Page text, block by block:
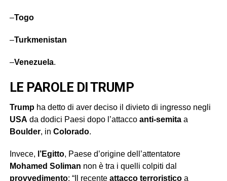
–Togo
–Turkmenistan
–Venezuela.
LE PAROLE DI TRUMP
Trumpha detto di aver deciso il divieto di ingresso negli
USA da dodici Paesi dopo l’attacco anti-semitaa
Boulder, in Colorado.
Invece, l’Egitto, Paese d’origine dell’attentatore
Mohamed Soliman non è tra i quelli colpiti dal
provvedimento: “Il recente attacco terroristicoa